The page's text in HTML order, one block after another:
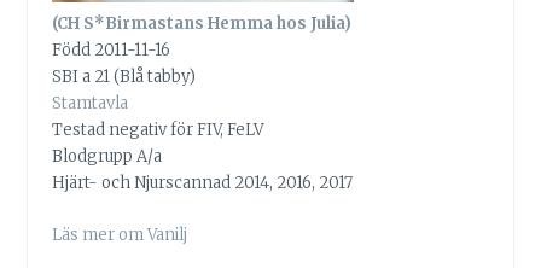
(CH S*Birmastans Hemma hos Julia)
Född 2011-11-16
SBI a 21 (Blå tabby)
Stamtavla
Testad negativ för FIV, FeLV
Blodgrupp A/a
Hjärt- och Njurscannad 2014, 2016, 2017
Läs mer om Vanilj